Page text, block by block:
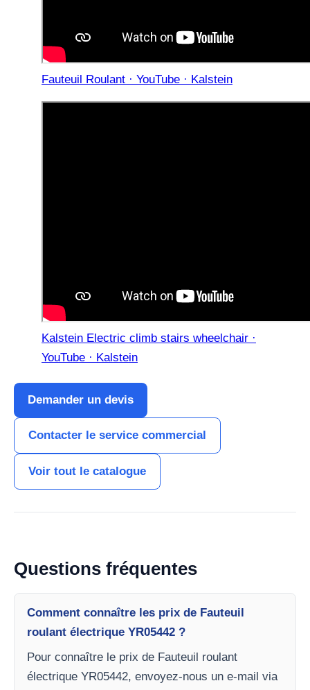
Fauteuil Roulant · YouTube · Kalstein
Kalstein Electric climb stairs wheelchair ·
YouTube · Kalstein
Demander un devis
Contacter le service commercial
Voir tout le catalogue
Questions fréquentes
Comment connaître les prix de Fauteuil
roulant électrique YR05442 ?
Pour connaître le prix de Fauteuil roulant
électrique YR05442, envoyez-nous un e-mail via